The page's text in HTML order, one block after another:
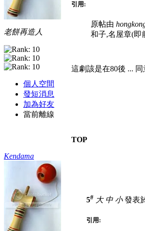
老餅再造人
個人空間
發短消息
加為好友
當前離線
引用:
原帖由
和子,名屋章(即
這劇該是在80後 ... 同
TOP
Kendama
5# 大 中 小發表
引用: